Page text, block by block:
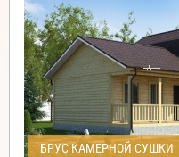
БРУС КАМЕРНОЙ СУШКИ